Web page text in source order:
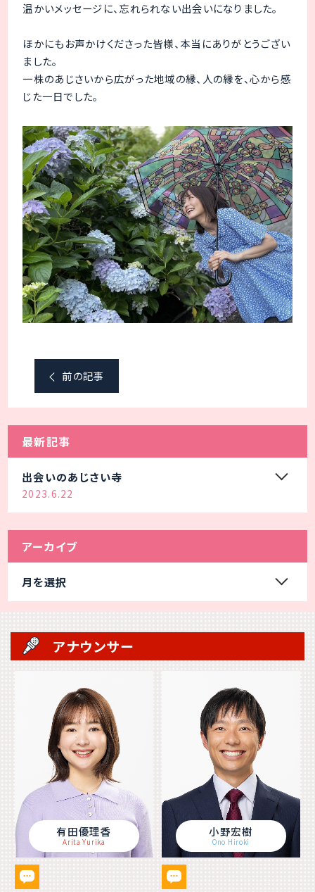
温かいメッセージに、忘れられない出会いになりました。
ほかにもお声かけくださった皆様、本当にありがとうござい
ました。
一株のあじさいから広がった地域の縁、人の縁を、心から感
じた一日でした。
前の記事
最新記事
出会いのあじさい寺
2023.6.22
アーカイブ
月を選択
アナウンサー
有田優理香
Arita Yurika
小野宏樹
Ono Hiroki